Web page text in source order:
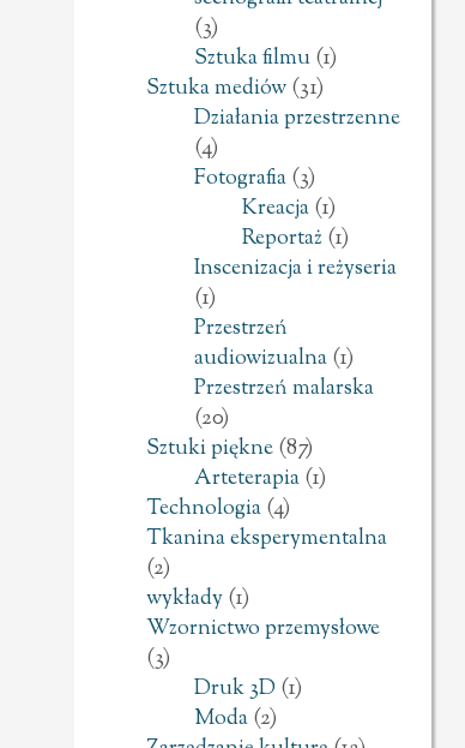
(3)
Sztuka filmu(1)
Sztuka mediów(31)
Działania przestrzenne
(4)
Fotografia(3)
Kreacja(1)
Reportaż(1)
Inscenizacja i reżyseria
(1)
Przestrzeń
audiowizualna(1)
Przestrzeń malarska
(20)
Sztuki piękne(87)
Arteterapia(1)
Technologia(4)
Tkanina eksperymentalna
(2)
wykłady(1)
Wzornictwo przemysłowe
(3)
Druk 3D (1)
Moda(2)